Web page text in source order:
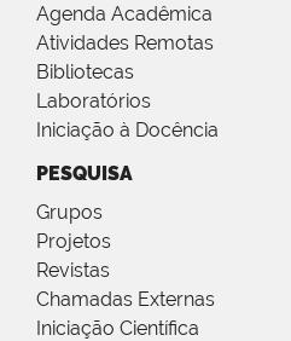
Agenda Acadêmica
Atividades Remotas
Bibliotecas
Laboratórios
Iniciação à Docência
PESQUISA
Grupos
Projetos
Revistas
Chamadas Externas
Iniciação Científica